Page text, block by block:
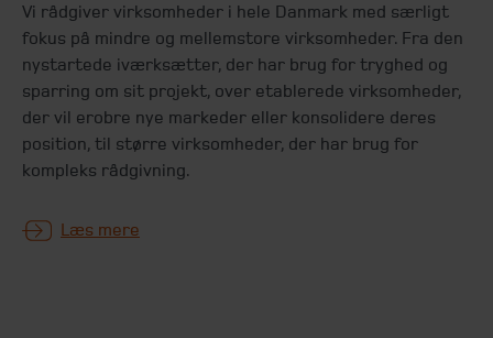
Vi rådgiver virksomheder i hele Danmark med særligt
fokus på mindre og mellemstore virksomheder. Fra den
nystartede iværksætter, der har brug for tryghed og
sparring om sit projekt, over etablerede virksomheder,
der vil erobre nye markeder eller konsolidere deres
position, til større virksomheder, der har brug for
kompleks rådgivning.
Læs mere